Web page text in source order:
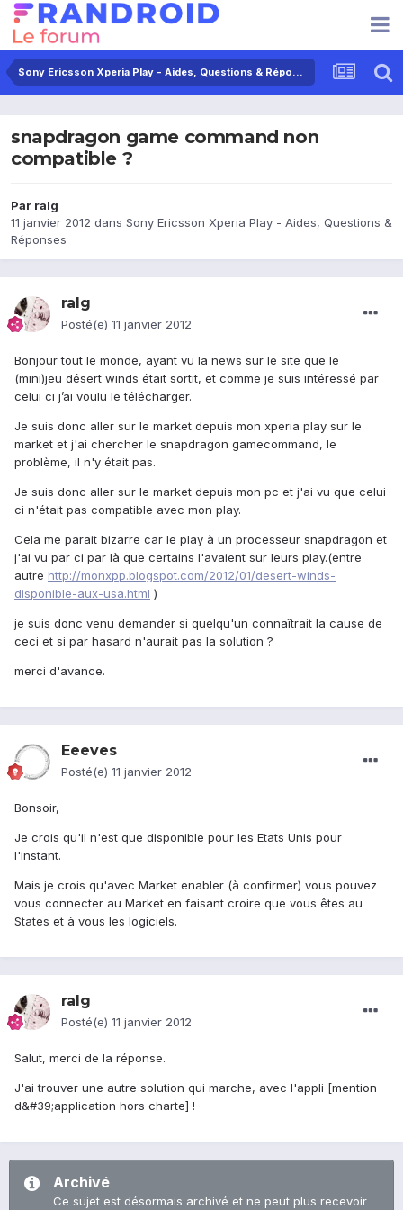
Sony Ericsson Xperia Play - Aides, Questions & Réponses
snapdragon game command non
compatible ?
Par ralg
11 janvier 2012 dans Sony Ericsson Xperia Play - Aides, Questions &
Réponses
ralg
Posté(e) 11 janvier 2012
Bonjour tout le monde, ayant vu la news sur le site que le
(mini)jeu désert winds était sortit, et comme je suis intéressé par
celui ci j’ai voulu le télécharger.
Je suis donc aller sur le market depuis mon xperia play sur le
market et j'ai chercher le snapdragon gamecommand, le
problème, il n'y était pas.
Je suis donc aller sur le market depuis mon pc et j'ai vu que celui
ci n'était pas compatible avec mon play.
Cela me parait bizarre car le play à un processeur snapdragon et
j'ai vu par ci par là que certains l'avaient sur leurs play.(entre
autre http://monxpp.blogspot.com/2012/01/desert-winds-
disponible-aux-usa.html )
je suis donc venu demander si quelqu'un connaîtrait la cause de
ceci et si par hasard n'aurait pas la solution ?
merci d'avance.
Eeeves
Posté(e) 11 janvier 2012
Bonsoir,
Je crois qu'il n'est que disponible pour les Etats Unis pour
l'instant.
Mais je crois qu'avec Market enabler (à confirmer) vous pouvez
vous connecter au Market en faisant croire que vous êtes au
States et à vous les logiciels.
ralg
Posté(e) 11 janvier 2012
Salut, merci de la réponse.
J'ai trouver une autre solution qui marche, avec l'appli [mention
d&#39;application hors charte] !
Archivé
Ce sujet est désormais archivé et ne peut plus recevoir